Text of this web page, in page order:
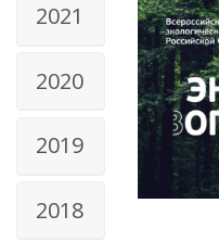
2021
2020
2019
2018